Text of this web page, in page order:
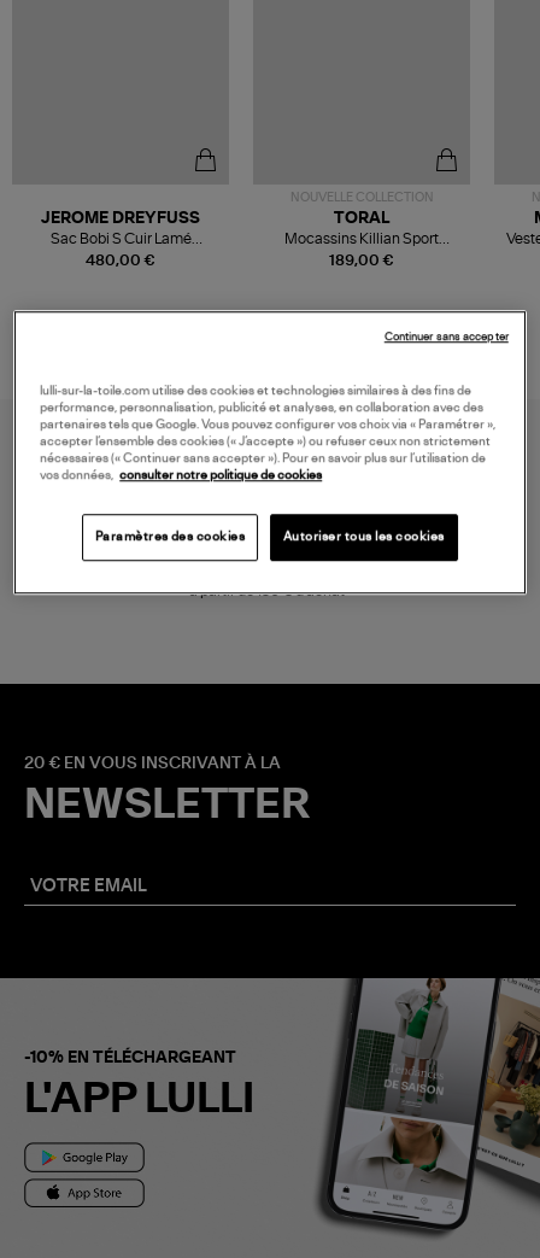
480,00 €
JEROME DREYFUSS
Sac Bobi S Cuir Lamé
Champagne
NOUVELLE COLLECTION
189,00 €
TORAL
Mocassins Killian Sport
Mousse
à partir de 150 € d'achat*
20 € EN VOUS INSCRIVANT À LA
NEWSLETTER
-10% EN TÉLÉCHARGEANT
L'APP LULLI
lulli-sur-la-toile.com utilise des cookies et technologies similaires à des fins de
performance, personnalisation, publicité et analyses, en collaboration avec des
partenaires tels que Google. Vous pouvez configurer vos choix via « Paramétrer »,
accepter l’ensemble des cookies (« J’accepte ») ou refuser ceux non strictement
nécessaires (« Continuer sans accepter »). Pour en savoir plus sur l’utilisation de
vos données,
consulter notre politique de cookies
Paramètres des cookies Autoriser tous les cookies
Continuer sans accepter